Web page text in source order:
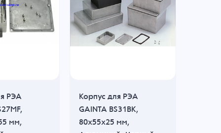
РЭА
мм,
Корпус для РЭА
GAINTA BS31BK,
80x55x25 мм,